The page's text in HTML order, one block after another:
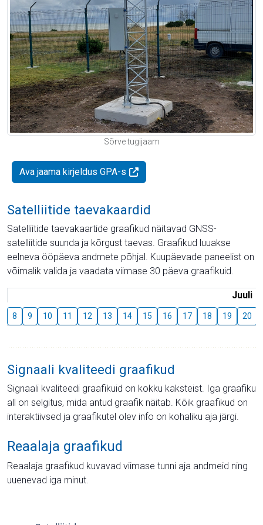
Sõrve tugijaam
Ava jaama kirjeldus GPA-s
Satelliitide taevakaardid
Satelliitide taevakaartide graafikud näitavad GNSS-
satelliitide suunda ja kõrgust taevas. Graafikud luuakse
eelneva ööpäeva andmete põhjal. Kuupäevade paneelist on
võimalik valida ja vaadata viimase 30 päeva graafikuid.
Juuli
8 9 10 11 12 13 14 15 16 17 18 19 20
Signaali kvaliteedi graafikud
Signaali kvaliteedi graafikuid on kokku kaksteist. Iga graafiku
all on selgitus, mida antud graafik näitab. Kõik graafikud on
interaktiivsed ja graafikutel olev info on kohaliku aja järgi.
Reaalaja graafikud
Reaalaja graafikud kuvavad viimase tunni aja andmeid ning
uuenevad iga minut.